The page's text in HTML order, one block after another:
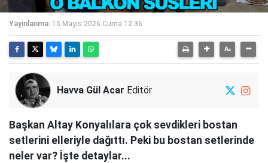
Yayınlanma: 15 Mayıs 2026 Cuma 12:36
Havva Gül Acar Editör
Başkan Altay Konyalılara çok sevdikleri bostan
setlerini elleriyle dağıttı. Peki bu bostan setlerinde
neler var? İşte detaylar...